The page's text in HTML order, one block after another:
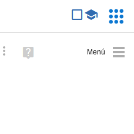
Búsqueda avanzada
Ayuda
(en